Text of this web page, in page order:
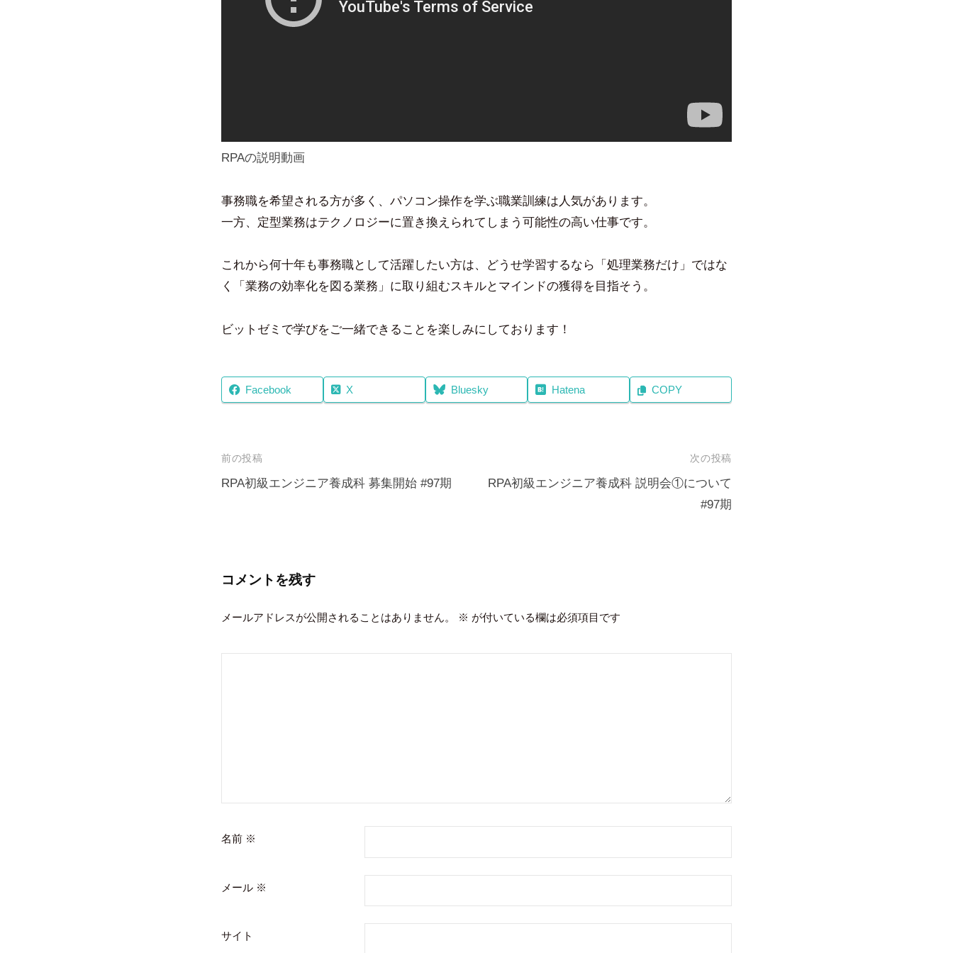
RPAの説明動画
事務職を希望される方が多く、パソコン操作を学ぶ職業訓練は人気があります。
一方、定型業務はテクノロジーに置き換えられてしまう可能性の高い仕事です。
これから何十年も事務職として活躍したい方は、どうせ学習するなら「処理業務だけ」ではな
く「業務の効率化を図る業務」に取り組むスキルとマインドの獲得を目指そう。
ビットゼミで学びをご一緒できることを楽しみにしております！
Facebook X Bluesky Hatena COPY
投
稿
ー
ョ
前の投稿
RPA初級エンジニア養成科 募集開始 #97期
次の投稿
RPA初級エンジニア養成科 説明会①について
#97期
コメントを残す
メールアドレスが公開されることはありません。 ※ が付いている欄は必須項目です
名前 ※
メール ※
サイト